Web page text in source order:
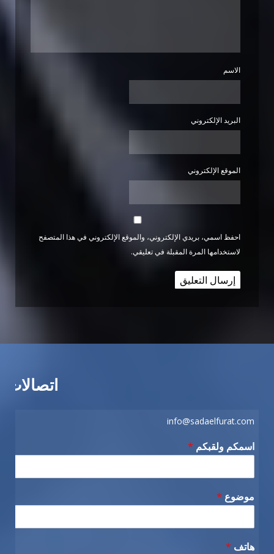
الاسم
البريد الإلكتروني
الموقع الإلكتروني
احفظ اسمي، بريدي الإلكتروني، والموقع الإلكتروني في هذا المتصفح
لاستخدامها المرة المقبلة في تعليقي.
اتصالات
info@sadaelfurat.com
اسمكم ولقبكم *
موضوع *
هاتف *